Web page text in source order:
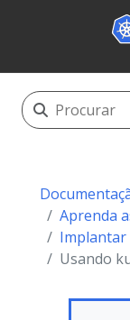
Aprenda
Implantar
Usando